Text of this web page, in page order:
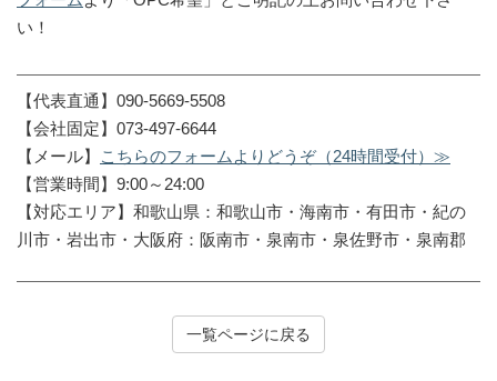
い！
【代表直通】090-5669-5508
【会社固定】073-497-6644
【メール】
こちらのフォームよりどうぞ（24時間受付）≫
【営業時間】9:00～24:00
【対応エリア】和歌山県：和歌山市・海南市・有田市・紀の
川市・岩出市・大阪府：阪南市・泉南市・泉佐野市・泉南郡
一覧ページに戻る